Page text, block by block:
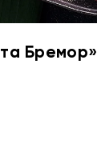
Бремор»